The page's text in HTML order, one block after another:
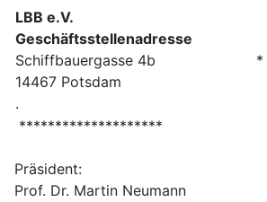
LBB e.V.
Geschäftsstellenadresse
Schiffbauergasse 4b
14467 Potsdam
.
*
********************
Präsident:
Prof. Dr. Martin Neumann